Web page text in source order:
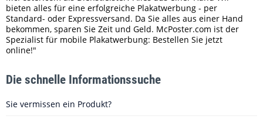
bieten alles für eine erfolgreiche Plakatwerbung - per
Standard- oder Expressversand. Da Sie alles aus einer Hand
bekommen, sparen Sie Zeit und Geld. McPoster.com ist der
Spezialist für mobile Plakatwerbung: Bestellen Sie jetzt
online!"
Die schnelle Informationssuche
Sie vermissen ein Produkt?